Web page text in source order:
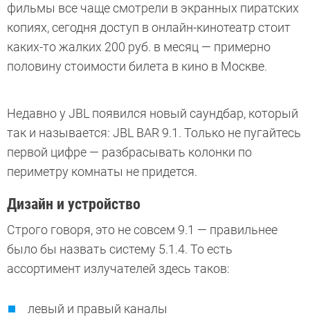
фильмы все чаще смотрели в экранных пиратских
копиях, сегодня доступ в онлайн-кинотеатр стоит
каких-то жалких 200 руб. в месяц — примерно
половину стоимости билета в кино в Москве.
Недавно у JBL появился новый саундбар, который
так и называется: JBL BAR 9.1. Только не пугайтесь
первой цифре — разбрасывать колонки по
периметру комнаты не придется.
Дизайн и устройство
Строго говоря, это не совсем 9.1 — правильнее
было бы назвать систему 5.1.4. То есть
ассортимент излучателей здесь таков:
левый и правый каналы